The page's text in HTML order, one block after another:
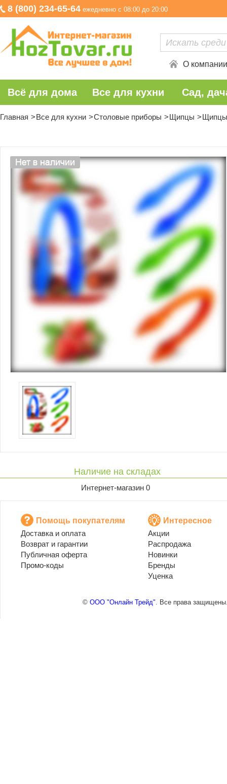
8 (800) 234-65-64 ежедневно с 08:00 до 20:00
О компании
Всё для дома Все для кухни Сад,
Главная Все для кухни Столовые приборы Щипцы Щипцы
Наличие на складах
Интернет-магазин 0
Помощь покупателям
Доставка и оплата
Возврат и гарантии
Публичная оферта
Промо-коды
Интересное
Акции
Распродажа
Новинки
Бренды
Уценка
© ООО "Онлайн Трейд". Все права